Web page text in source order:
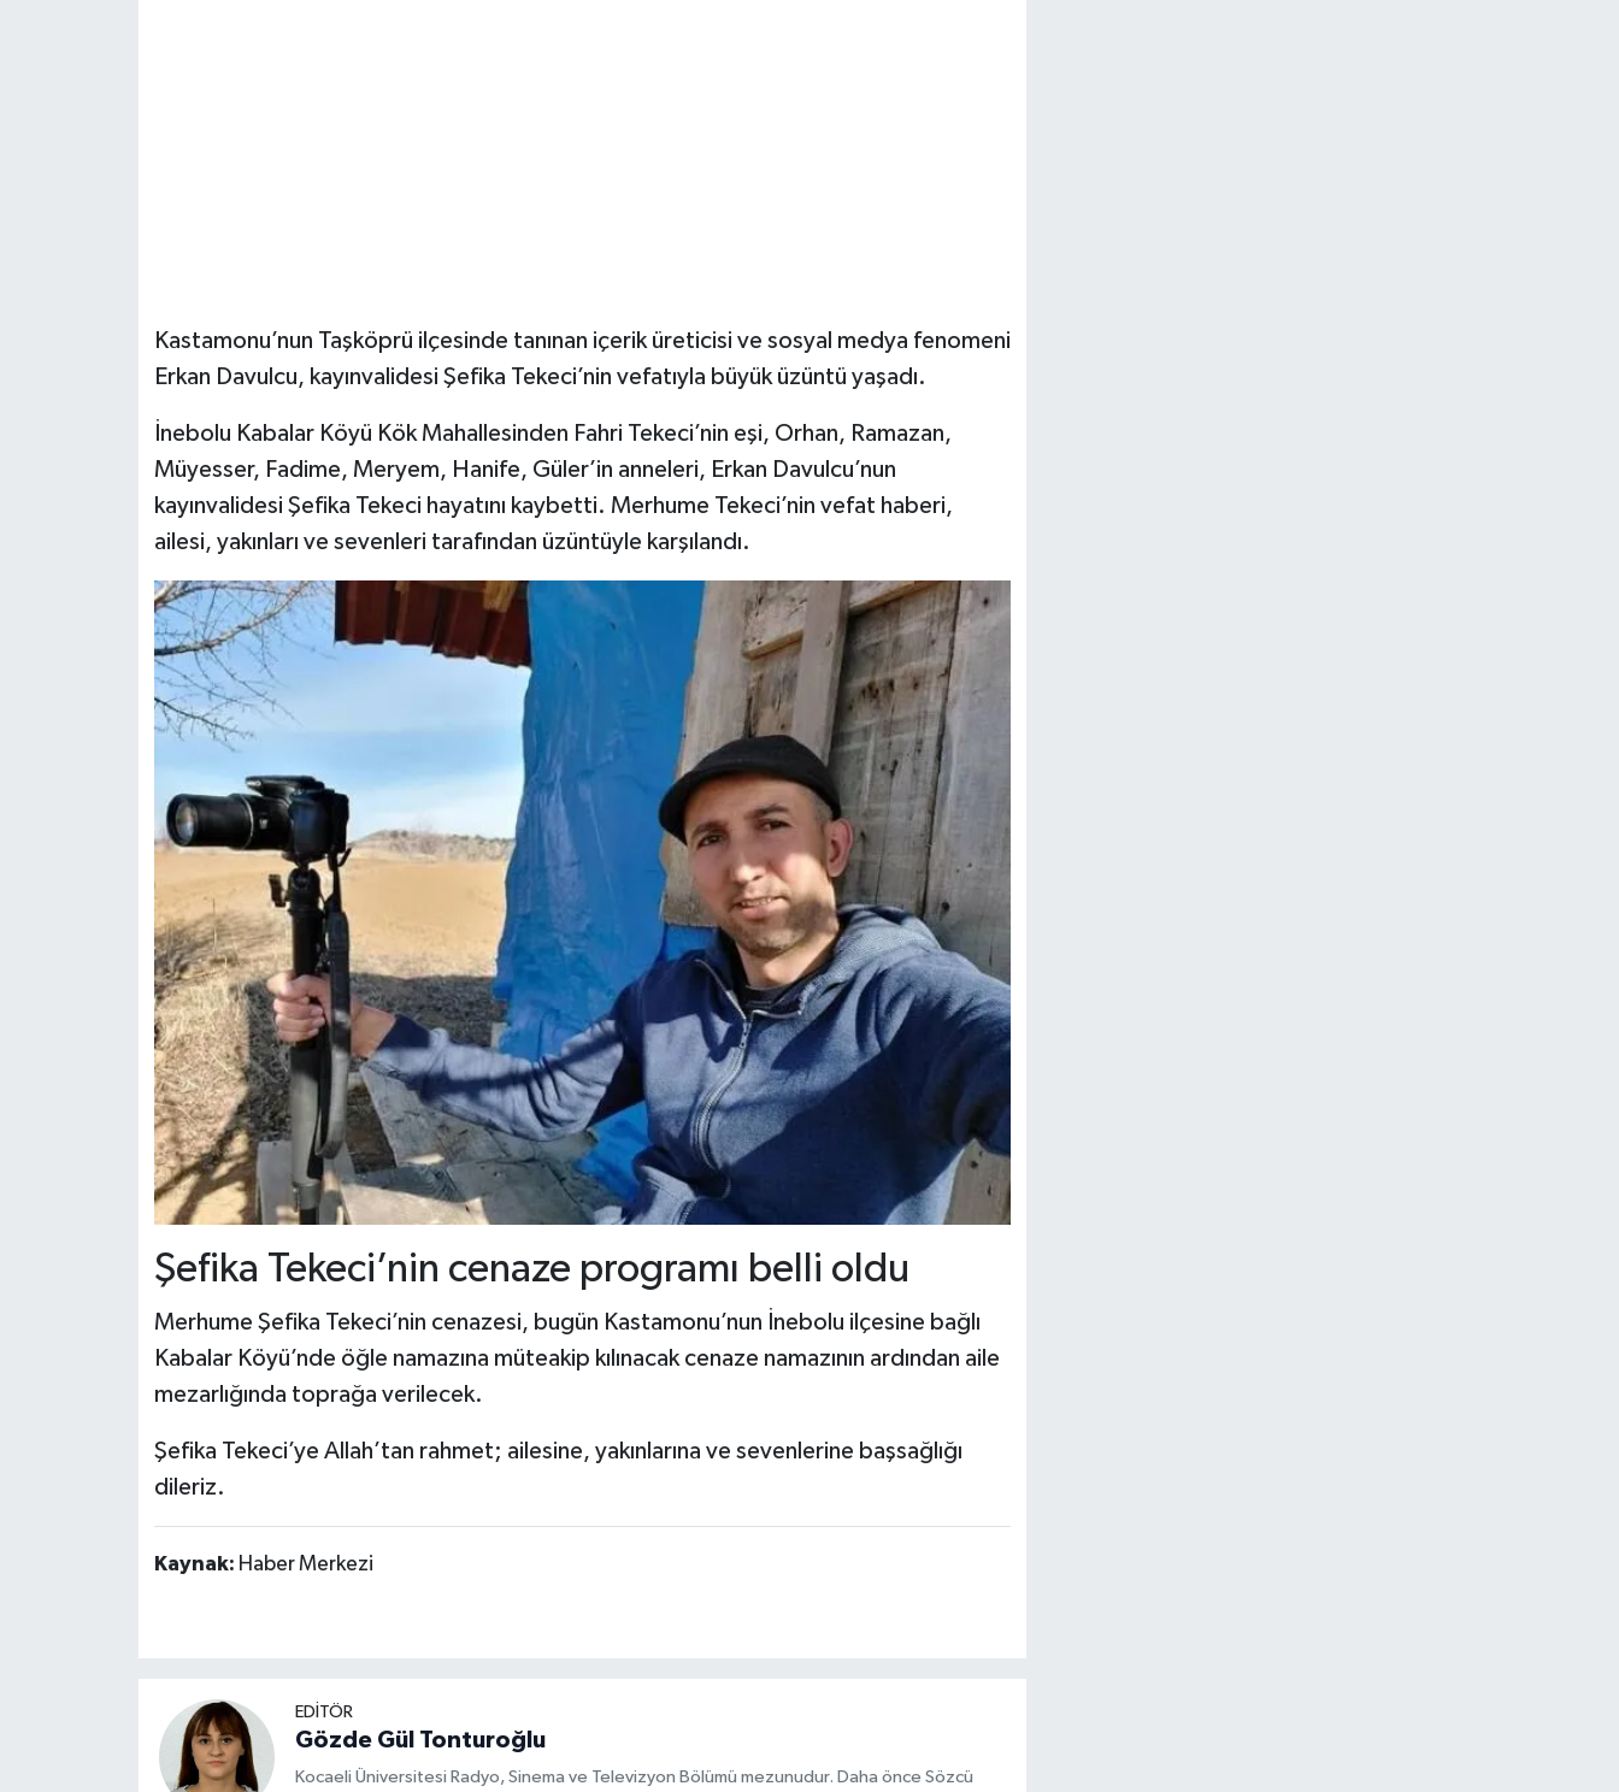
Kastamonu’nun Taşköprü ilçesinde tanınan içerik üreticisi ve sosyal medya fenomeni
Erkan Davulcu, kayınvalidesi Şefika Tekeci’nin vefatıyla büyük üzüntü yaşadı.
İnebolu Kabalar Köyü Kök Mahallesinden Fahri Tekeci’nin eşi, Orhan, Ramazan,
Müyesser, Fadime, Meryem, Hanife, Güler’in anneleri, Erkan Davulcu’nun
kayınvalidesi Şefika Tekeci hayatını kaybetti. Merhume Tekeci’nin vefat haberi,
ailesi, yakınları ve sevenleri tarafından üzüntüyle karşılandı.
Şefika Tekeci’nin cenaze programı belli oldu
Merhume Şefika Tekeci’nin cenazesi, bugün Kastamonu’nun İnebolu ilçesine bağlı
Kabalar Köyü’nde öğle namazına müteakip kılınacak cenaze namazının ardından aile
mezarlığında toprağa verilecek.
Şefika Tekeci’ye Allah’tan rahmet; ailesine, yakınlarına ve sevenlerine başsağlığı
dileriz.
Kaynak: Haber Merkezi
EDİTÖR
Gözde Gül Tonturoğlu
Kocaeli Üniversitesi Radyo, Sinema ve Televizyon Bölümü mezunudur. Daha önce Sözcü
Ulusal Haberler
Teknoloji Haberleri
Siyaset Haberleri
Dünya Haberleri
Yerel Haberler
Haber Arşivi